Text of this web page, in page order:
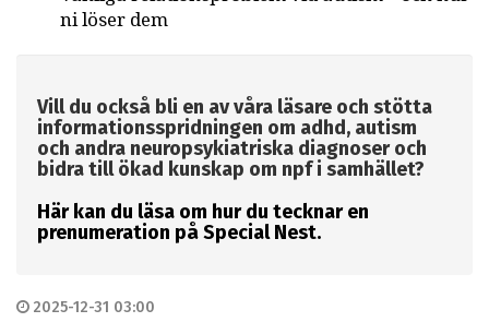
ni löser dem​
Vill du också bli en av våra läsare och stötta
informationsspridningen om adhd, autism
och andra neuropsykiatriska diagnoser och
bidra till ökad kunskap om npf i samhället?
Här kan du läsa om hur du tecknar en
prenumeration på Special Nest.
2025-12-31 03:00